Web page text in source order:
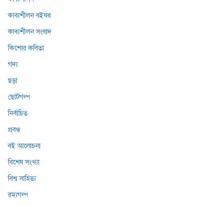
কাব্যশীলন বইঘর
কাব্যশীলন সংবাদ
কিশোর কবিতা
গদ্য
ছড়া
ছোটগল্প
নির্বাচিত
প্রবন্ধ
বই আলোচনা
বিশেষ সংখ্যা
বিশ্ব সাহিত্য
রম্যগল্প